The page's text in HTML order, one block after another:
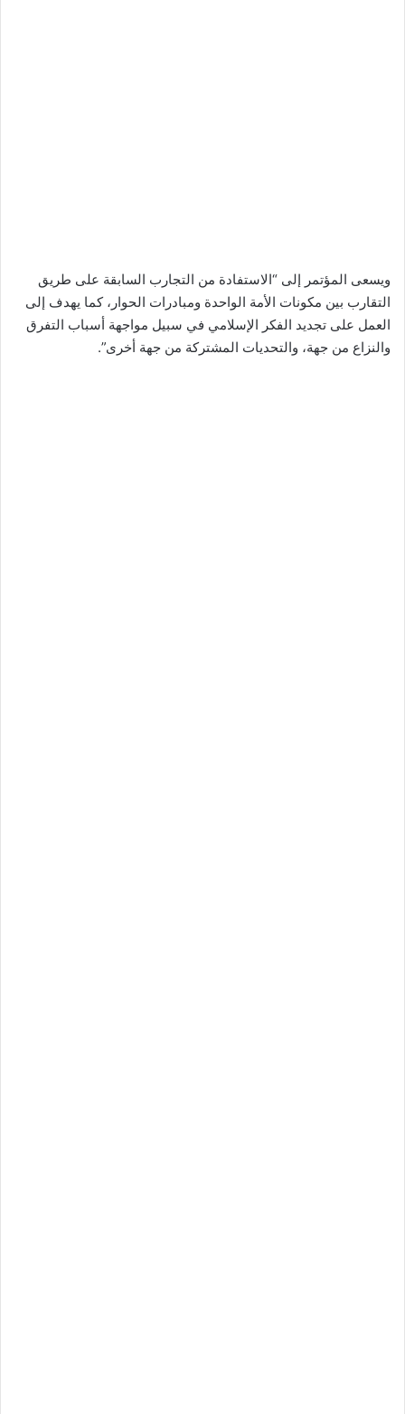
ويسعى المؤتمر إلى “الاستفادة من التجارب السابقة على طريق
التقارب بين مكونات الأمة الواحدة ومبادرات الحوار، كما يهدف إلى
العمل على تجديد الفكر الإسلامي في سبيل مواجهة أسباب التفرق
والنزاع من جهة، والتحديات المشتركة من جهة أخرى”.